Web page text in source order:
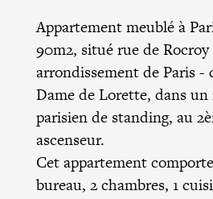
Appartement meublé à
90m2, situé rue de
arrondissement de Paris-
Dame de Lorette, dans
parisien de standing, au
ascenseur.
Cet appartement
bureau, 2 chambres, 1